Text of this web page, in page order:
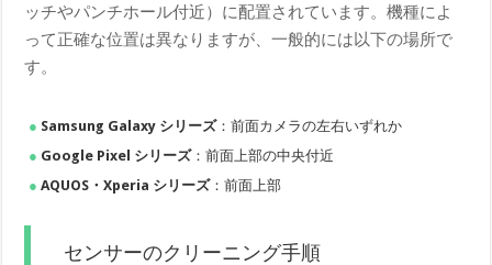
ッチやパンチホール付近）に配置されています。機種によ
って正確な位置は異なりますが、一般的には以下の場所で
す。
Samsung Galaxy シリーズ：前面カメラの左右いずれか
Google Pixel シリーズ：前面上部の中央付近
AQUOS・Xperia シリーズ：前面上部
センサーのクリーニング手順